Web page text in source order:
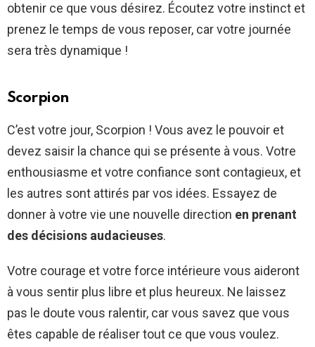
obtenir ce que vous désirez. Écoutez votre instinct et
prenez le temps de vous reposer, car votre journée
sera très dynamique !
Scorpion
C’est votre jour, Scorpion ! Vous avez le pouvoir et
devez saisir la chance qui se présente à vous. Votre
enthousiasme et votre confiance sont contagieux, et
les autres sont attirés par vos idées. Essayez de
donner à votre vie une nouvelle direction en prenant
des décisions audacieuses.
Votre courage et votre force intérieure vous aideront
à vous sentir plus libre et plus heureux. Ne laissez
pas le doute vous ralentir, car vous savez que vous
êtes capable de réaliser tout ce que vous voulez.